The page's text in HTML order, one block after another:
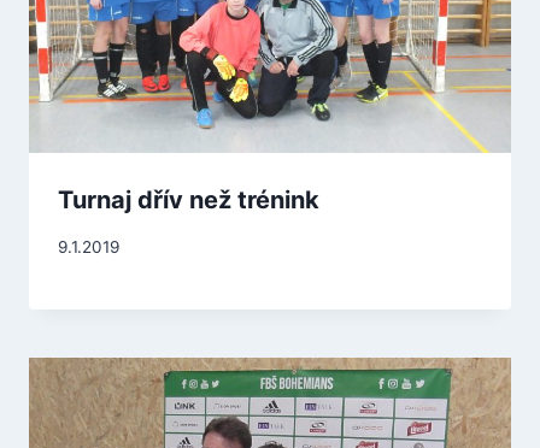
Turnaj dřív než trénink
9.1.2019